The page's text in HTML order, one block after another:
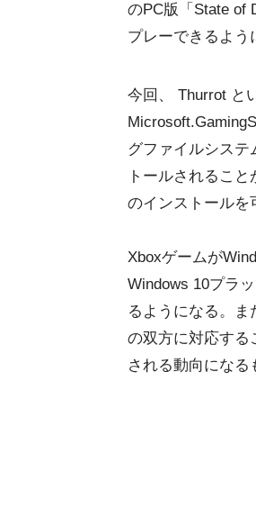
のPC版「State of
プレーできるよう
今回、 Thurrot と
グファイルシス
トールされるこ
のインストールを
Xboxゲームが
Windows 10プラ
るようになる。
の双方に対応する
される動向になる